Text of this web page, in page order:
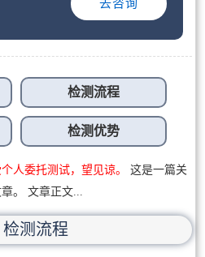
去咨询
检测流程
检测优势
人委托测试，望见谅。
这是一篇关
。 文章正文...
检测流程